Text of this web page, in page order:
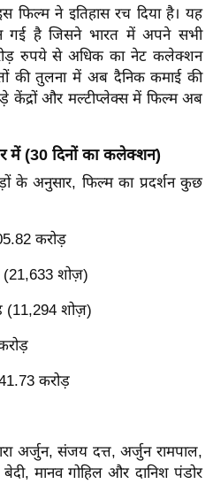
फिल्म ने इतिहास रच दिया है। यह
गई है जिसने भारत में अपने सभी
रुपये से अधिक का नेट कलेक्शन
की तुलना में अब दैनिक कमाई की
केंद्रों और मल्टीप्लेक्स में फिल्म अब
में (30 दिनों का कलेक्शन)
के अनुसार, फिल्म का प्रदर्शन कुछ
करोड़
शोज़)
(11,294 शोज़)
करोड़
अर्जुन, संजय दत्त, अर्जुन रामपाल,
मानव गोहिल और दानिश पंडोर